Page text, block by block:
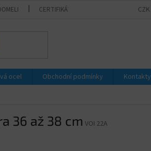
CERTIFIKÁTY - ZNALECKÉ POSUDKY CZK
ocel Obchodní podmínky Kontakty
36 až 38 cm VOI 22A